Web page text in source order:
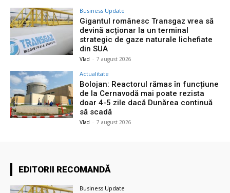
Business Update
Gigantul românesc Transgaz vrea să
devină acționar la un terminal
strategic de gaze naturale lichefiate
din SUA
Vlad - 7 august 2026
Actualitate
Bolojan: Reactorul rămas în funcțiune
de la Cernavodă mai poate rezista
doar 4-5 zile dacă Dunărea continuă
să scadă
Vlad - 7 august 2026
EDITORII RECOMANDĂ
Business Update